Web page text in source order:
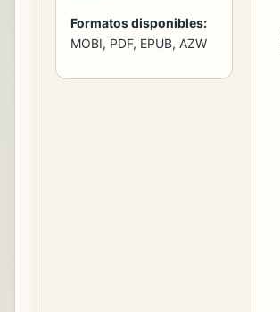
Formatos disponibles:
MOBI, PDF, EPUB, AZW